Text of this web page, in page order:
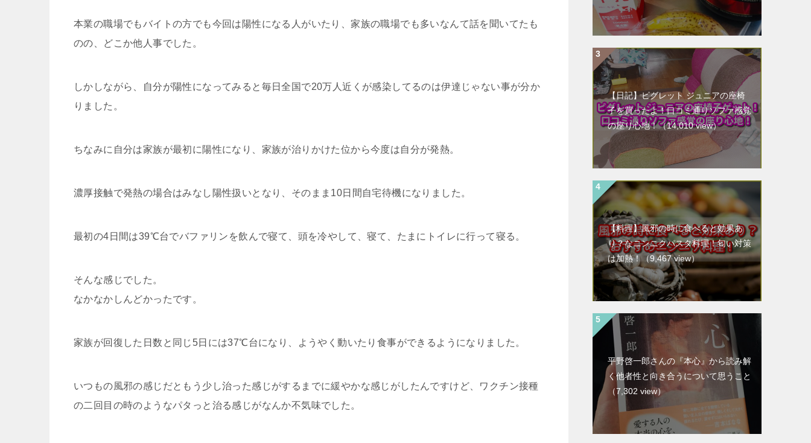
r o
本業の職場でもバイトの方でも今回は陽性になる人がいたり、家族の職場でも多いなんて話を聞いてたも
のの、どこか他人事でした。
しかしながら、自分が陽性になってみると毎日全国で20万人近くが感染してるのは伊達じゃない事が分か
りました。
ちなみに自分は家族が最初に陽性になり、家族が治りかけた位から今度は自分が発熱。
濃厚接触で発熱の場合はみなし陽性扱いとなり、そのまま10日間自宅待機になりました。
最初の4日間は39℃台でバファリンを飲んで寝て、頭を冷やして、寝て、たまにトイレに行って寝る。
そんな感じでした。
なかなかしんどかったです。
家族が回復した日数と同じ5日には37℃台になり、ようやく動いたり食事ができるようになりました。
いつもの風邪の感じだともう少し治った感じがするまでに緩やかな感じがしたんですけど、ワクチン接種
の二回目の時のようなパタっと治る感じがなんか不気味でした。
【日記】ピグレット ジュニアの座椅
子を買ったよ！口コミ通りソファ感覚
の座り心地！（14,010 view）
【料理】風邪の時に食べると効果あ
り？なニンニクパスタ料理！匂い対策
は加熱！ （9,467 view）
平野啓一郎さんの『本心』から読み解
く他者性と向き合うについて思うこと
（7,302 view）